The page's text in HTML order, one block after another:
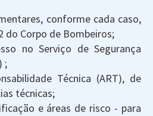
conforme cada caso,
do Corpo de Bombeiros;
no Serviço de Segurança
;
Técnica (ART), de
técnicas;
e áreas de risco - para